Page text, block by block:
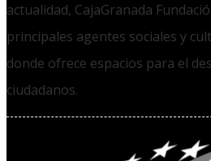
actualidad, CajaGranada
principales agentes sociales y
donde ofrece espacios para el
ciudadanos.